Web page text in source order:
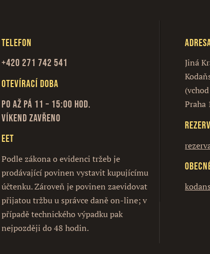
Telefon
+420 271 742 541
Otevírací doba
Po až Pá 11 – 15:00 hod.
Víkend zavřeno
EET
Podle zákona o evidenci tržeb je
prodávající povinen vystavit kupujícímu
účtenku. Zároveň je povinen zaevidovat
přijatou tržbu u správce daně on-line; v
případě technického výpadku pak
nejpozději do 48 hodin.
Jiná
Praha